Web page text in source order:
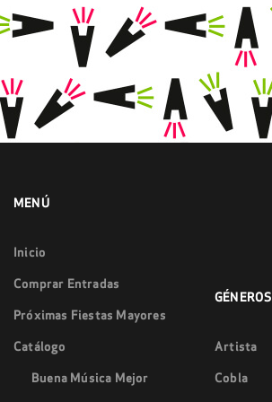
MENÚ
Inicio
Comprar Entradas
Próximas Fiestas Mayores
Catálogo
Buena Música Mejor
GÉNEROS
Artista
Cobla